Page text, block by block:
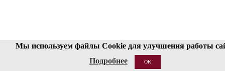
Мы используем файлы Cookie для улучшения работы
Подробнее
OK